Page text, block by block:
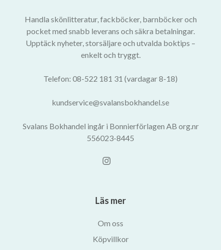
Handla skönlitteratur, fackböcker, barnböcker och
pocket med snabb leverans och säkra betalningar.
Upptäck nyheter, storsäljare och utvalda boktips –
enkelt och tryggt.
Telefon: 08-522 181 31 (vardagar 8-18)
kundservice@svalansbokhandel.se
Svalans Bokhandel ingår i Bonnierförlagen AB org.nr
556023-8445
Läs mer
Om oss
Köpvillkor